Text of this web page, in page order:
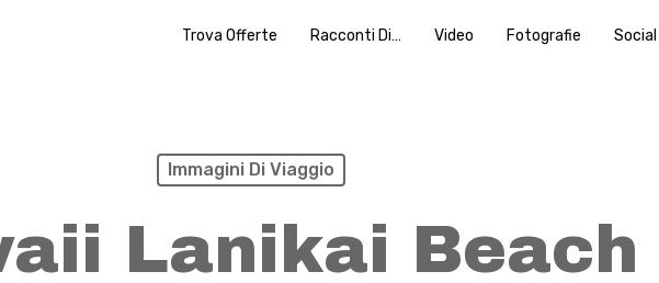
Trova Offerte Racconti Di… Video Fotografie Social
Immagini Di Viaggio
Lanikai Beach